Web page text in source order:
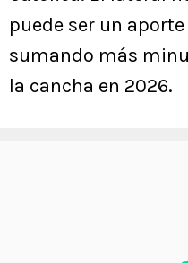
puede ser un
sumando más
la cancha en 2026.